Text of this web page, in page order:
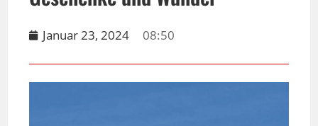
Januar 23, 2024 08:50